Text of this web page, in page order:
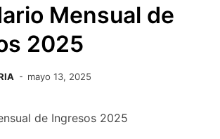
Mensual de
2025
mayo 13, 2025
de Ingresos 2025